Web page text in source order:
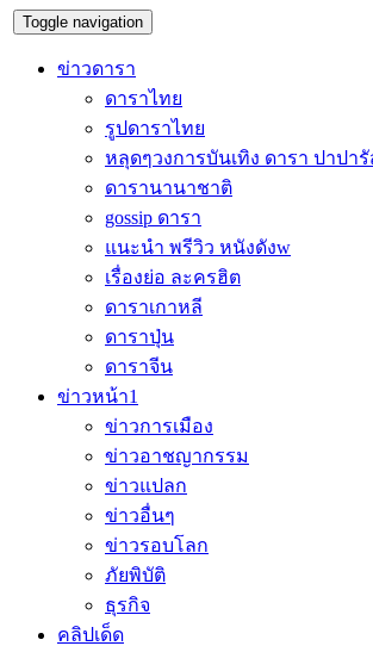
Toggle navigation
ข่าวดารา
ดาราไทย
รูปดาราไทย
หลุดๆวงการบันเทิง ดารา ปาปา
ดารานานาชาติ
gossip ดารา
แนะนำ พรีวิว หนังดังw
เรื่องย่อ ละครฮิต
ดาราเกาหลี
ดาราปุ่น
ดาราจีน
ข่าวหน้า1
ข่าวการเมือง
ข่าวอาชญากรรม
ข่าวแปลก
ข่าวอื่นๆ
ข่าวรอบโลก
ภัยพิบัติ
ธุรกิจ
คลิปเด็ด